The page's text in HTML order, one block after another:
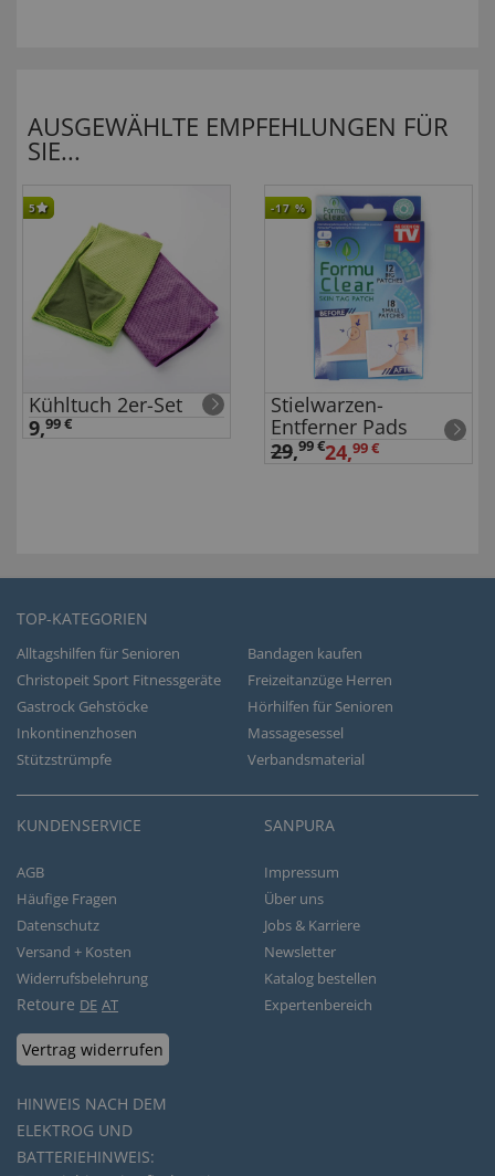
AUSGEWÄHLTE EMPFEHLUNGEN FÜR
SIE...
5
Kühltuch 2er-Set
9,99 €
-17 %
Stielwarzen-
Entferner Pads
29,99 €24,99 €
TOP-KATEGORIEN
Alltagshilfen für Senioren
Bandagen kaufen
Christopeit Sport Fitnessgeräte
Freizeitanzüge Herren
Gastrock Gehstöcke
Hörhilfen für Senioren
Inkontinenzhosen
Massagesessel
Stützstrümpfe
Verbandsmaterial
KUNDENSERVICE
AGB
Häufige Fragen
Datenschutz
Versand + Kosten
Widerrufsbelehrung
Retoure DE AT
Vertrag widerrufen
HINWEIS NACH DEM
ELEKTROG UND
BATTERIEHINWEIS:
SANPURA
Impressum
Über uns
Jobs & Karriere
Newsletter
Katalog bestellen
Expertenbereich